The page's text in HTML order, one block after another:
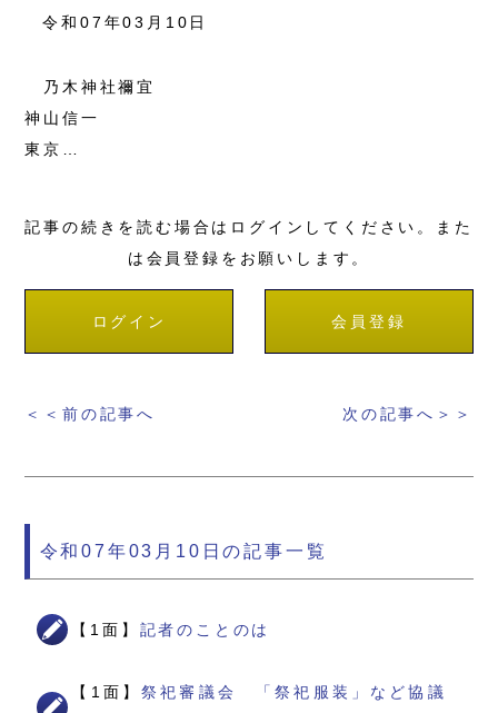
令和07年03月10日
乃木神社禰宜
神山信一
東京…
記事の続きを読む場合はログインしてください。また
は会員登録をお願いします。
ログイン 会員登録
＜＜前の記事へ 次の記事へ＞＞
令和07年03月10日の記事一覧
【1面】 記者のことのは
【1面】祭祀審議会 「祭祀服装」など協議